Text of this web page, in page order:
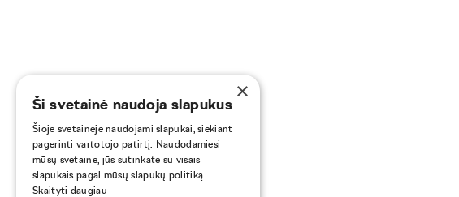
×
Ši svetainė naudoja slapukus
Šioje svetainėje naudojami slapukai, siekiant
pagerinti vartotojo patirtį. Naudodamiesi
mūsų svetaine, jūs sutinkate su visais
slapukais pagal mūsų slapukų politiką.
Skaityti daugiau